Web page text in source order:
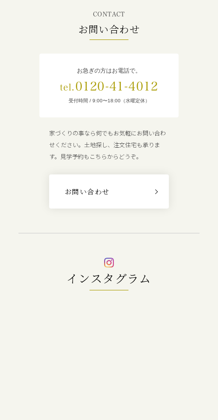
インスタグラム
CONTACT
お問い合わせ
お急ぎの方はお電話で。
tel. 0120-41-4012
受付時間 / 9:00〜18:00（水曜定休）
家づくりの事なら何でもお気軽にお問い合わ
せください。土地探し、注文住宅も承りま
す。見学予約もこちらからどうぞ。
お問い合わせ